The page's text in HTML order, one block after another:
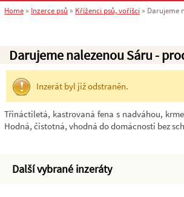
Darujeme nalezenou Sáru -
Inzerát byl již odstraněn.
Třináctiletá, kastrovaná fena s nadváhou,
Hodná, čistotná, vhodná do domácnosti bez
Další vybrané inzeráty
Home » Inzerce psů » Kříženci psů, voříšci » Darujeme